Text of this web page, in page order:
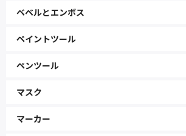
ベベルとエンボス
ペイントツール
ペンツール
マスク
マーカー